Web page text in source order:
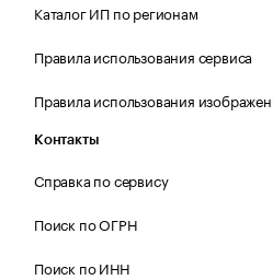
Каталог ИП по регионам
Правила использования сервиса
Правила использования
Контакты
Справка по сервису
Поиск по ОГРН
Поиск по ИНН